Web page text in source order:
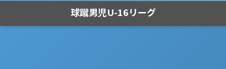
球蹴男児U-16リーグ